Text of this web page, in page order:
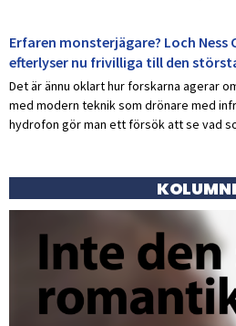
Erfaren monsterjägare? Loch Ness
efterlyser nu frivilliga till den
Det är ännu oklart hur forskarna agerar
med modern teknik som drönare med
hydrofon gör man ett försök att se vad